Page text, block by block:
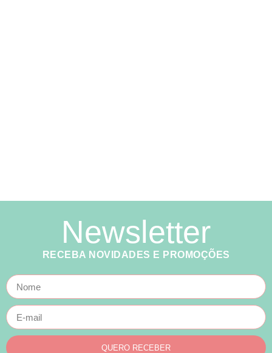
Newsletter
RECEBA NOVIDADES E PROMOÇÕES
QUERO RECEBER